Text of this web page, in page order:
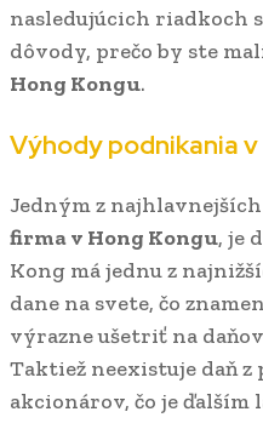
nasledujúcich riadkoch
dôvody, prečo by ste
Hong Kongu.
Výhody podnikania v
Jedným z
firma v Hong Kongu, je
Kong má jednu z
dane na svete, čo
výrazne ušetriť na
Taktiež neexistuje daň
akcionárov, čo je